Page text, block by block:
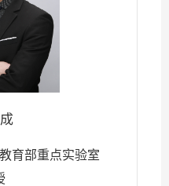
育部重点实验室